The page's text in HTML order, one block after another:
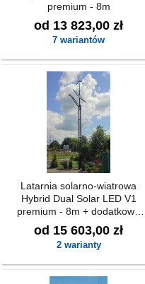
premium - 8m
od 13 823,00 zł
7 wariantów
Latarnia solarno-wiatrowa
Hybrid Dual Solar LED V1
premium - 8m + dodatkowe
zasilanie back-up z możliwością
podłączenia do 230V
od 15 603,00 zł
2 warianty